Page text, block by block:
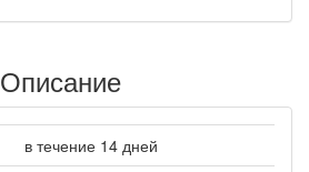
Описание
в течение 14 дней